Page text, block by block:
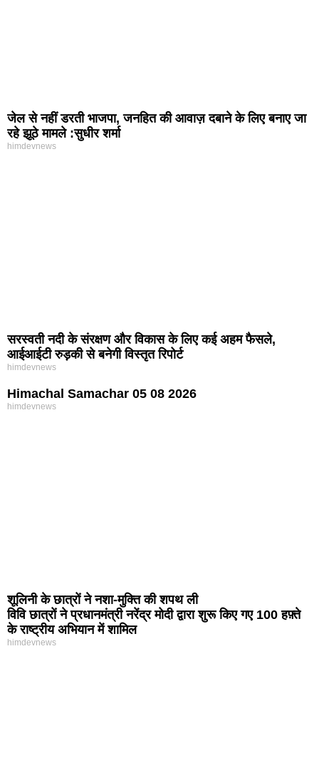
जेल से नहीं डरती भाजपा, जनहित की आवाज़ दबाने के लिए बनाए जा
रहे झूठे मामले :सुधीर शर्मा
himdevnews
सरस्वती नदी के संरक्षण और विकास के लिए कई अहम फैसले,
आईआईटी रुड़की से बनेगी विस्तृत रिपोर्ट
himdevnews
Himachal Samachar 05 08 2026
himdevnews
शूलिनी के छात्रों ने नशा-मुक्ति की शपथ ली
विवि छात्रों ने प्रधानमंत्री नरेंद्र मोदी द्वारा शुरू किए गए 100 हफ़्ते
के राष्ट्रीय अभियान में शामिल
himdevnews